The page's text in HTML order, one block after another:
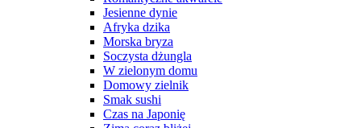
Jesienne dynie
Afryka dzika
Morska bryza
Soczysta dżungla
W zielonym domu
Domowy zielnik
Smak sushi
Czas na Japonię